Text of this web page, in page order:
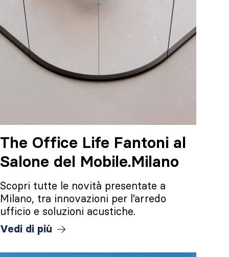
The Office Life Fantoni al
Salone del Mobile.Milano
Scopri tutte le novità presentate a
Milano, tra innovazioni per l’arredo
ufficio e soluzioni acustiche.
Vedi di più